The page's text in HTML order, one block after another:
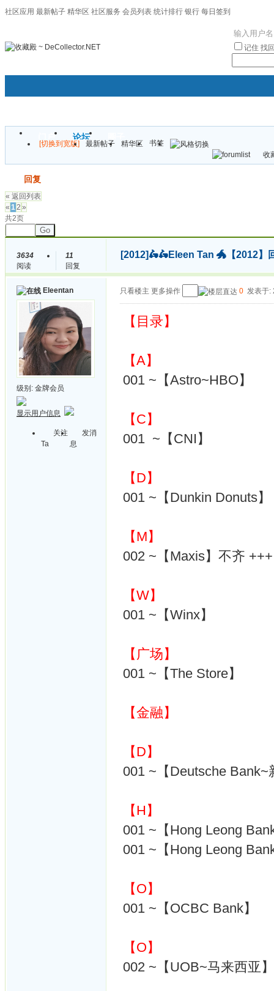
社区应用 最新帖子 精华区 社区服务 会员列表 统计排行 银行 每日签到
记住 找
门户 论坛
[切换到宽版] 最新帖子 精华区
书签
收
回复
« 返回列表
« 12 »
共2页
Go
3634
阅读
11
回复
[2012]🛵🛵Eleen Tan 🐲【2012】
Eleentan
级别: 金牌会员
显示用户信息
关注
Ta
发消
息
只看楼主 更多操作 0 发表于:
【目录】
【A】
001 ~【Astro~HBO】
【C】
001 ~【CNI】
【D】
001 ~【Dunkin Donuts】
【M】
002 ~【Maxis】不齐 +++
【W】
001 ~【Winx】
【广场】
001 ~【The Store】
【金融】
【D】
001 ~【Deutsche Bank~
【H】
001 ~【Hong Leong
001 ~【Hong Leong
【O】
001 ~【OCBC Bank】
【O】
002 ~【UOB~马来西亚】